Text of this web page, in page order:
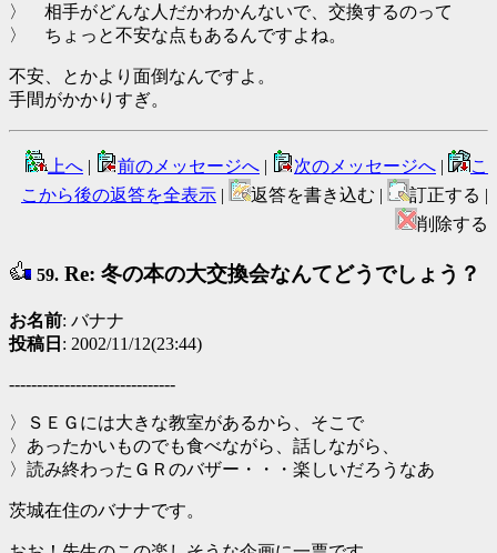
〉 相手がどんな人だかわかんないで、交換するのって
〉 ちょっと不安な点もあるんですよね。
不安、とかより面倒なんですよ。
手間がかかりすぎ。
上へ | 前のメッセージへ | 次のメッセージへ |
こ
こから後の返答を全表示 | 返答を書き込む |
訂正する |
削除する
59. Re: 冬の本の大交換会なんてどうでしょう？
お名前: バナナ
投稿日 : 2002/11/12(23:44)
------------------------------
〉ＳＥＧには大きな教室があるから、そこで
〉あったかいものでも食べながら、話しながら、
〉読み終わったＧＲのバザー・・・楽しいだろうなあ
茨城在住のバナナです。